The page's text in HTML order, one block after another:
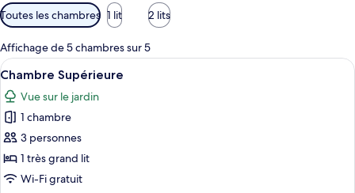
Filtres
disponibles
pour
les
chambres
Toutes les chambres 1 lit 2 lits
Affichage de 5 chambres sur 5
Afficher
toutes
les
photos
pour
ce
type
Une chambre à coucher avec un
8
Chambre Supérieure
Vue sur le jardin
1 chambre
3 personnes
1 très grand lit
Wi-Fi gratuit